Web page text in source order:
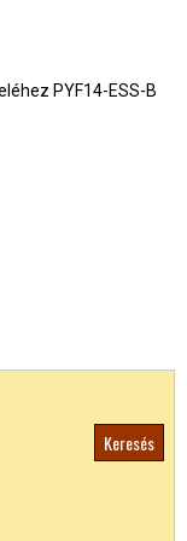
PYF14-ESS-B